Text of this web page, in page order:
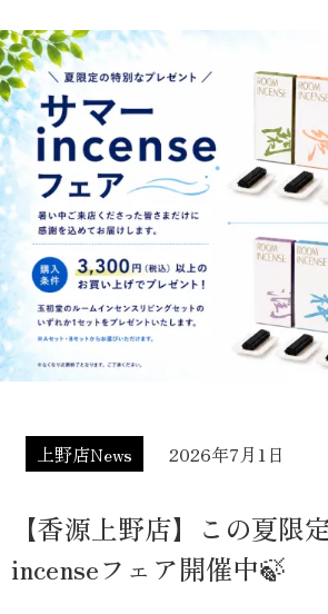
上野店News 2026年7月1日
【香源上野店】この夏限
incenseフェア開催中🍃